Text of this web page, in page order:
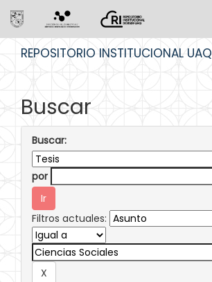
REPOSITORIO INSTITUCIONAL UAQ
Buscar
Buscar:
por
Filtros actuales: